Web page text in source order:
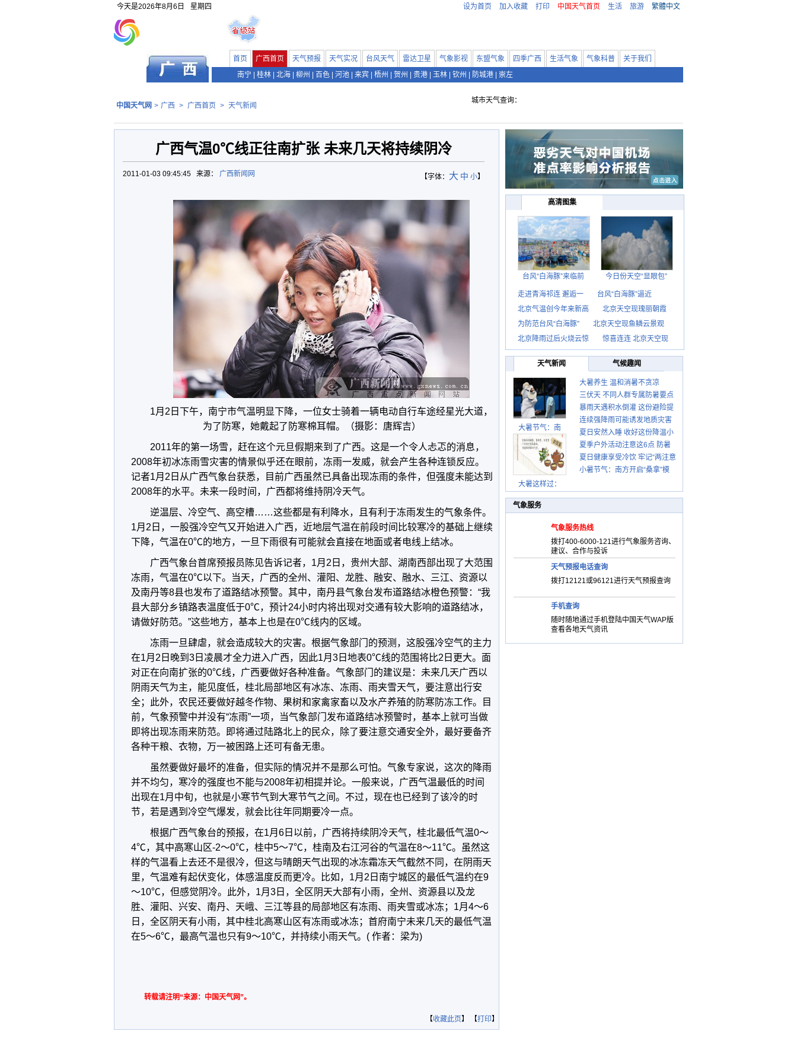
今天是2026年8月6日 星期四 设为首页 加入收藏 打印 中国天气首页 生活 旅游 繁體中文
首页 广西首页 天气预报 天气实况 台风天气 雷达卫星 气象影视 东盟气象 四季广西 生活气象 气象科普
关于我们
南宁
桂林 北海 柳州 百色 河池 来宾 梧州 贺州 贵港 玉林 钦州 防城港 崇左
中国天气网 > 广西 > 广西首页 > 天气新闻
城市天气查询：
广西气温0℃线正往南扩张 未来几天将持续阴冷
【字体： 大 中 小】
2011-01-03 09:45:45 来源： 广西新闻网
1月2日下午，南宁市气温明显下降，一位女士骑着一辆电动自行车途经星光大道，
为了防寒，她戴起了防寒棉耳帽。（摄影：唐辉吉）
2011年的第一场雪，赶在这个元旦假期来到了广西。这是一个令人忐忑的消息，
2008年初冰冻雨雪灾害的情景似乎还在眼前，冻雨一发威，就会产生各种连锁反应。
记者1月2日从广西气象台获悉，目前广西虽然已具备出现冻雨的条件，但强度未能达到
2008年的水平。未来一段时间，广西都将维持阴冷天气。
逆温层、冷空气、高空槽……这些都是有利降水，且有利于冻雨发生的气象条件。
1月2日，一股强冷空气又开始进入广西，近地层气温在前段时间比较寒冷的基础上继续
下降，气温在0℃的地方，一旦下雨很有可能就会直接在地面或者电线上结冰。
广西气象台首席预报员陈见告诉记者，1月2日，贵州大部、湖南西部出现了大范围
冻雨，气温在0℃以下。当天，广西的全州、灌阳、龙胜、融安、融水、三江、资源以
及南丹等8县也发布了道路结冰预警。其中，南丹县气象台发布道路结冰橙色预警：“我
县大部分乡镇路表温度低于0℃，预计24小时内将出现对交通有较大影响的道路结冰，
请做好防范。”这些地方，基本上也是在0℃线内的区域。
冻雨一旦肆虐，就会造成较大的灾害。根据气象部门的预测，这股强冷空气的主力
在1月2日晚到3日凌晨才全力进入广西，因此1月3日地表0℃线的范围将比2日更大。面
对正在向南扩张的0℃线，广西要做好各种准备。气象部门的建议是：未来几天广西以
阴雨天气为主，能见度低，桂北局部地区有冰冻、冻雨、雨夹雪天气，要注意出行安
全；此外，农民还要做好越冬作物、果树和家禽家畜以及水产养殖的防寒防冻工作。目
前，气象预警中并没有“冻雨”一项，当气象部门发布道路结冰预警时，基本上就可当做
即将出现冻雨来防范。即将通过陆路北上的民众，除了要注意交通安全外，最好要备齐
各种干粮、衣物，万一被困路上还可有备无患。
虽然要做好最坏的准备，但实际的情况并不是那么可怕。气象专家说，这次的降雨
并不均匀，寒冷的强度也不能与2008年初相提并论。一般来说，广西气温最低的时间
出现在1月中旬，也就是小寒节气到大寒节气之间。不过，现在也已经到了该冷的时
节，若是遇到冷空气爆发，就会比往年同期要冷一点。
根据广西气象台的预报，在1月6日以前，广西将持续阴冷天气，桂北最低气温0～
4℃，其中高寒山区-2～0℃，桂中5～7℃，桂南及右江河谷的气温在8～11℃。虽然这
样的气温看上去还不是很冷，但这与晴朗天气出现的冰冻霜冻天气截然不同，在阴雨天
里，气温难有起伏变化，体感温度反而更冷。比如，1月2日南宁城区的最低气温约在9
～10℃，但感觉阴冷。此外，1月3日，全区阴天大部有小雨，全州、资源县以及龙
胜、灌阳、兴安、南丹、天峨、三江等县的局部地区有冻雨、雨夹雪或冰冻；1月4～6
日，全区阴天有小雨，其中桂北高寒山区有冻雨或冰冻；首府南宁未来几天的最低气温
在5～6℃，最高气温也只有9～10℃，并持续小雨天气。( 作者：梁为)
转载请注明“来源：中国天气网”。
【收藏此页】 【打印】
高清图集
台风“白海豚”来临前 今日份天空“显眼包”
走进青海祁连 邂逅一
台风“白海豚”逼近
北京气温创今年来新高
北京天空现瑰丽朝霞
为防范台风“白海豚”
北京天空现鱼鳞云景观
北京降雨过后火烧云惊
惊喜连连 北京天空现
天气新闻 气候趣闻
大暑节气：南
大暑这样过：
大暑养生 温和消暑不贪凉
三伏天 不同人群专属防暑要点
请收好
暴雨天遇积水倒灌 这份避险提
示请收好
连续强降雨可能诱发地质灾害
这些前兆要知道
夏日安然入睡 收好这份降温小
贴士
夏季户外活动注意这6点 防暑
健身两不误
夏日健康享受冷饮 牢记“两注意
一控制”
小暑节气：南方开启“桑拿”模
气象服务
气象服务热线
拨打400-6000-121进行气象服务咨询、
建议、合作与投诉
天气预报电话查询
拨打12121或96121进行天气预报查询
手机查询
随时随地通过手机登陆中国天气WAP版
查看各地天气资讯